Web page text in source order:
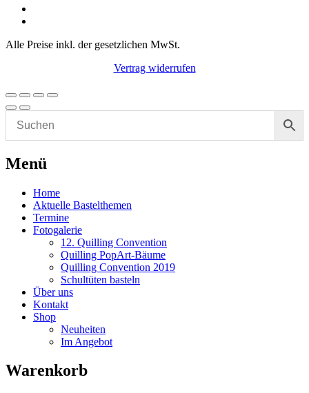
Alle Preise inkl. der gesetzlichen MwSt.
Vertrag widerrufen
Menü
Home
Aktuelle Bastelthemen
Termine
Fotogalerie
12. Quilling Convention
Quilling PopArt-Bäume
Quilling Convention 2019
Schultüten basteln
Über uns
Kontakt
Shop
Neuheiten
Im Angebot
Warenkorb